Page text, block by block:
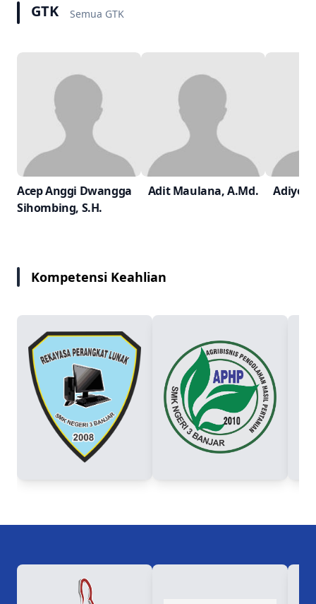
GTK Semua GTK
Acep Anggi Dwangga
Sihombing, S.H.
Adit Maulana, A.Md.
Kompetensi Keahlian